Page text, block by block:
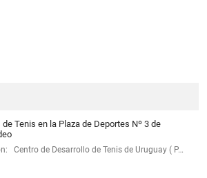
Tenis en la Plaza de Deportes Nº 3 de
Centro de Desarrollo de Tenis de Uruguay ( P…